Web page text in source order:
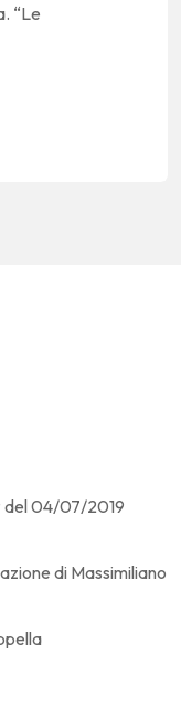
“Le
del 04/07/2019
di Massimiliano